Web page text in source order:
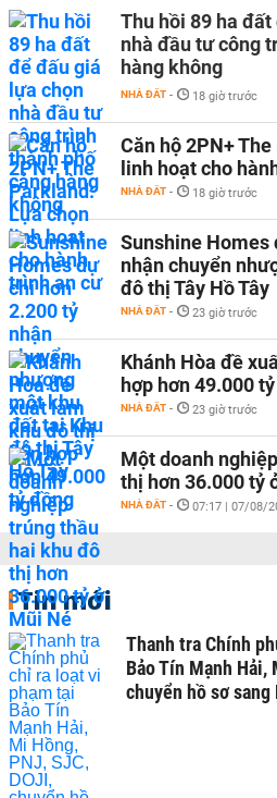
Thu hồi 89 ha
nhà đầu tư công
hàng không
NHÀ ĐẤT - 18 giờ trước
Căn hộ 2PN+
linh hoạt cho
NHÀ ĐẤT - 18 giờ trước
Sunshine Homes
nhận chuyển
đô thị Tây Hồ Tây
NHÀ ĐẤT - 23 giờ trước
Khánh Hòa đề
hợp hơn 49.000
NHÀ ĐẤT - 23 giờ trước
Một doanh
thị hơn 36.000 tỷ
NHÀ ĐẤT - 07:17 | 07/08/
Tin mới
Thanh tra Chính
Bảo Tín Mạnh Hải,
chuyển hồ sơ sang